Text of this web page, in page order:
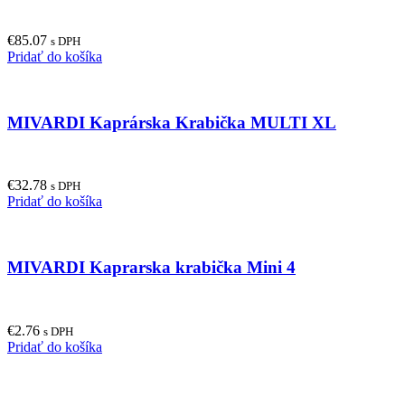
€85.07 s DPH
Pridať do košíka
MIVARDI Kaprárska Krabička MULTI XL
€32.78 s DPH
Pridať do košíka
MIVARDI Kaprarska krabička Mini 4
€2.76 s DPH
Pridať do košíka